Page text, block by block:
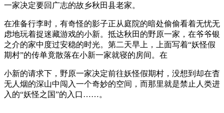
一家决定要回广志的故乡秋田县老家。
在准备行李时，有奇怪的影子正从庭院的暗处偷偷看着无忧无
虑地玩着捉迷藏游戏的小新。抵达秋田的野原一家，在爷爷银
之介的家中度过安稳的时光。第二天早上，上面写着“妖怪假
期村”的传单竟散落在小新一家就寝的房间。在
小新的请求下，野原一家决定前往妖怪假期村，没想到却在杳
无人烟的深山中闯入一个奇妙的空间，而那里就是禁止人类进
入的“妖怪之国”的入口……。